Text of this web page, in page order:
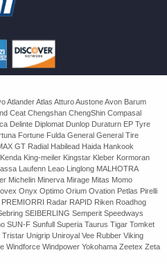
Atlander Atlas Atturo Austone Avon Barum
Ceat Chengshan ChengShin Compasal
Delinte Diplomat Dunlop Duraturn EP Tyre
Fortune Fulda General General Tire
GT Radial Habilead Haida Hankook
King-meiler Kingstar Kleber Kormoran
Laufenn Leao Linglong MALHOTRA
Michelin Minerva Mirage Mitas Momo
Onyx Optimo Orium Ovation Petlas Pirelli
Radar RAPID Riken Roadhog
SEIBERLING Semperit Speedways
SUN-F Sunfull Superia Taurus Tigar Tomket
Unigrip Uniroyal Vee Rubber Viking
Windforce Windpower Yokohama Zeetex Zeta